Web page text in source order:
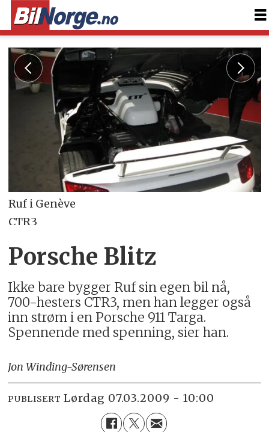
Ruf i Genève
CTR3
Porsche Blitz
Ikke bare bygger Ruf sin egen bil nå,
700-hesters CTR3, men han legger også
inn strøm i en Porsche 911 Targa.
Spennende med spenning, sier han.
Jon Winding-Sørensen
PUBLISERT lørdag 07.03.2009 - 10:00